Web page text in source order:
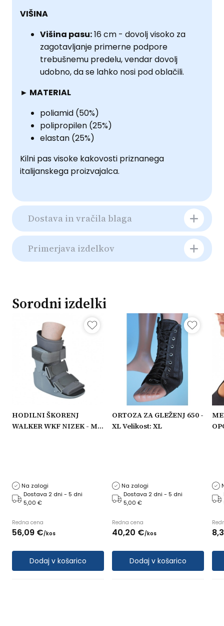
VIŠINA
Višina pasu:16 cm - dovolj visoko za
zagotavljanje primerne podpore
trebušnemu predelu, vendar dovolj
udobno, da se lahko nosi pod oblačili.
► MATERIAL
poliamid (50%)
polipropilen (25%)
elastan (25%)
Kilni pas visoke kakovosti priznanega
italijanskega proizvajalca.
Dostava in vračila blaga
Primerjava izdelkov
Sorodni izdelki
HODILNI ŠKORENJ
WALKER WKF NIZEK - M
Na zalogi
Dostava 2 dni - 5 dni
5,00 €
Redna cena
56,09 €/ kos
Dodaj v košarico
ORTOZA ZA GLEŽENJ 650 -
XL Velikost: XL
Na zalogi
Dostava 2 dni - 5 dni
5,00 €
Redna cena
40,20 €/ kos
Dodaj v košarico
8,